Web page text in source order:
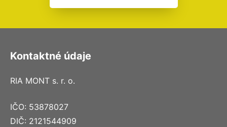
Kontaktné údaje
RIA MONT s. r. o.
IČO: 53878027
DIČ: 2121544909